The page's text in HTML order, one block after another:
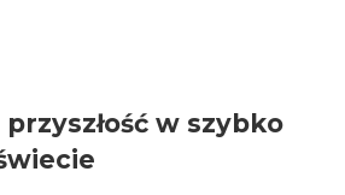
w szybko